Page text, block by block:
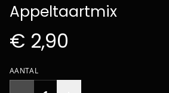
Appeltaartmix
€ 2,90
AANTAL